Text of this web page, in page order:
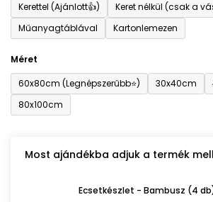
Kerettel (Ajánlott👍)
Keret nélkül (csak a
Műanyagtáblával
Kartonlemezen
Méret
60x80cm (Legnépszerűbb⭐)
30x40cm
80x100cm
Most ajándékba adjuk a termék
Ecsetkészlet - Bambusz (4